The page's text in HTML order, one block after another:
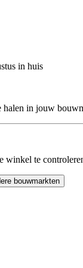
in huis
halen in jouw
winkel te
bouwmarkten